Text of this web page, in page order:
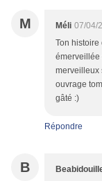
M Méli 07/04/
Ton histoire
émerveillée
merveilleux
ouvrage
gâté :)
Répondre
B